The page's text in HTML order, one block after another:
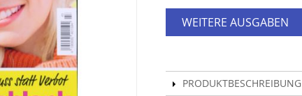
WEITERE AUSGABEN
PRODUKTBESCHREIBUNG